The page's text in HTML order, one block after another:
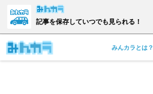
記事を保存していつでも見られる！
みんカラとは？